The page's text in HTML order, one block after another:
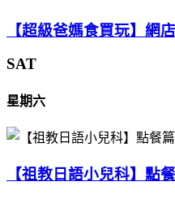
【超級爸媽食買玩】網
SAT
星期六
【祖教日語小兒科】點